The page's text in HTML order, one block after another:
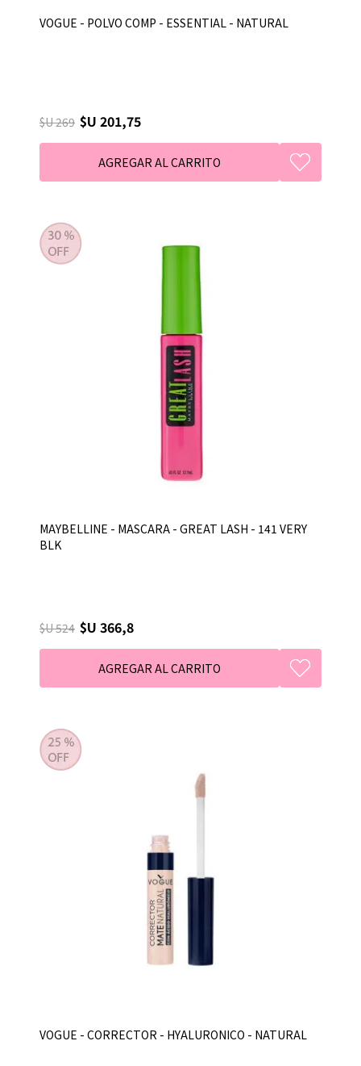
VOGUE - POLVO COMP - ESSENTIAL - NATURAL
$U 269 $U 201,75
MAYBELLINE - MASCARA - GREAT LASH - 141 VERY
BLK
$U 524 $U 366,8
VOGUE - CORRECTOR - HYALURONICO - NATURAL